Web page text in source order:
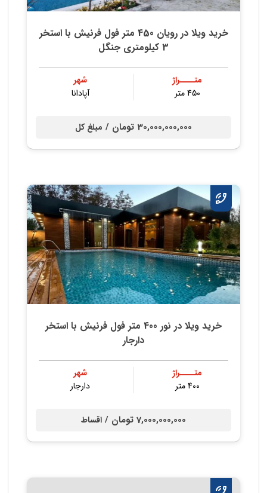
خرید ویلا در رویان 450 متر فول فرنیش با استخر
3 کیلومتری جنگل
متــــراژ
450 متر
شهر
آپادانا
30,000,000,000 تومان / مبلغ کل
خرید ویلا در نور 400 متر فول فرنیش با استخر
دارجار
متــــراژ
400 متر
شهر
دارجار
7,000,000,000 تومان / اقساط